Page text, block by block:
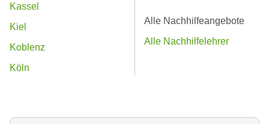
Kassel
Kiel
Koblenz
Köln
Alle Nachhilfeangebote
Alle Nachhilfelehrer